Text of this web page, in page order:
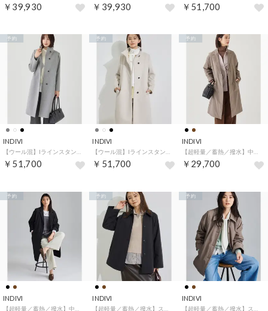
￥39,930 ￥39,930 ￥51,700
INDIVI
￥51,700
予約
INDIVI
￥51,700
予約
INDIVI
￥29,700
予約
INDIVI
予約
INDIVI
予約
INDIVI
予約